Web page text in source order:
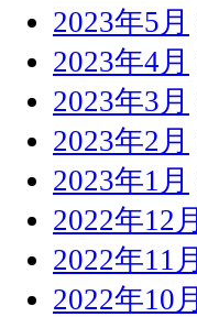
2023年5月
2023年4月
2023年3月
2023年2月
2023年1月
2022年12月
2022年11月
2022年10月